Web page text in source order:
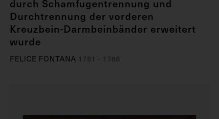
durch Schamfugentrennung und
Durchtrennung der vorderen
Kreuzbein-Darmbeinbänder erweitert
wurde
FELICE FONTANA 1781 - 1786